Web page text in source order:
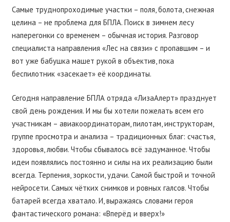
Самые труднопроходимые участки – поля, болота, снежная
целина – не проблема для БПЛА. Поиск в зимнем лесу
наперегонки со временем – обычная история. Разговор
специалиста направления «Лес на связи» с пропавшим – и
вот уже бабушка машет рукой в объектив, пока
беспилотник «засекает» её координаты.
Сегодня направление БПЛА отряда «ЛизаАлерт» празднует
свой день рождения. И мы бы хотели пожелать всем его
участникам – авиакоординаторам, пилотам, инструкторам,
группе просмотра и анализа – традиционных благ: счастья,
здоровья, любви. Чтобы сбывалось всё задуманное. Чтобы
идеи появлялись постоянно и силы на их реализацию были
всегда. Терпения, зоркости, удачи. Самой быстрой и точной
нейросети. Самых чётких снимков и ровных галсов. Чтобы
батарей всегда хватало. И, выражаясь словами героя
фантастического романа: «Вперёд и вверх!»